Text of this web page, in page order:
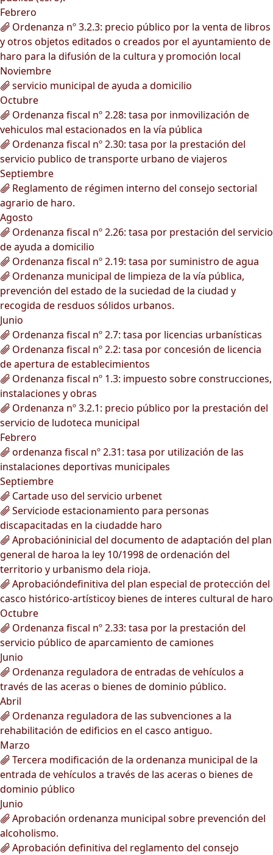
Febrero
Ordenanza nº 3.2.3: precio público por la venta de libros
y otros objetos editados o creados por el ayuntamiento de
haro para la difusión de la cultura y promoción local
Noviembre
servicio municipal de ayuda a domicilio
Octubre
Ordenanza fiscal nº 2.28: tasa por inmovilización de
vehiculos mal estacionados en la vía pública
Ordenanza fiscal nº 2.30: tasa por la prestación del
servicio publico de transporte urbano de viajeros
Septiembre
Reglamento de régimen interno del consejo sectorial
agrario de haro.
Agosto
Ordenanza fiscal nº 2.26: tasa por prestación del servicio
de ayuda a domicilio
Ordenanza fiscal nº 2.19: tasa por suministro de agua
Ordenanza municipal de limpieza de la vía pública,
prevención del estado de la suciedad de la ciudad y
recogida de resduos sólidos urbanos.
Junio
Ordenanza fiscal nº 2.7: tasa por licencias urbanísticas
Ordenanza fiscal nº 2.2: tasa por concesión de licencia
de apertura de establecimientos
Ordenanza fiscal nº 1.3: impuesto sobre construcciones,
instalaciones y obras
Ordenanza nº 3.2.1: precio público por la prestación del
servicio de ludoteca municipal
Febrero
ordenanza fiscal nº 2.31: tasa por utilización de las
instalaciones deportivas municipales
Septiembre
Cartade uso del servicio urbenet
Serviciode estacionamiento para personas
discapacitadas en la ciudadde haro
Aprobacióninicial del documento de adaptación del plan
general de haroa la ley 10/1998 de ordenación del
territorio y urbanismo dela rioja.
Aprobacióndefinitiva del plan especial de protección del
casco histórico-artísticoy bienes de interes cultural de haro
Octubre
Ordenanza fiscal nº 2.33: tasa por la prestación del
servicio público de aparcamiento de camiones
Junio
Ordenanza reguladora de entradas de vehículos a
través de las aceras o bienes de dominio público.
Abril
Ordenanza reguladora de las subvenciones a la
rehabilitación de edificios en el casco antiguo.
Marzo
Tercera modificación de la ordenanza municipal de la
entrada de vehículos a través de las aceras o bienes de
dominio público
Junio
Aprobación ordenanza municipal sobre prevención del
alcoholismo.
Aprobación definitiva del reglamento del consejo